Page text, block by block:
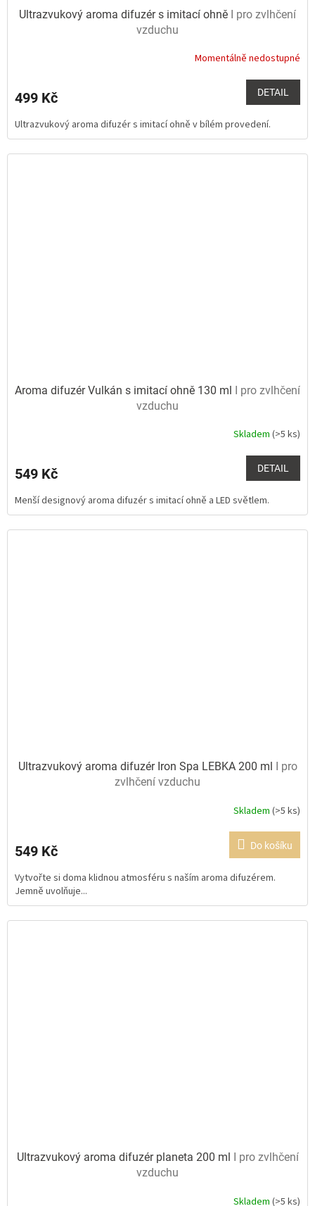
Ultrazvukový aroma difuzér s imitací ohně I pro zvlhčení
vzduchu
je
z
5
hvězdiček.
Momentálně nedostupné
499 Kč DETAIL
Ultrazvukový aroma difuzér s imitací ohně v bílém provedení.
Aroma difuzér Vulkán s imitací ohně 130 ml I pro zvlhčení
vzduchu
je
z
5
hvězdiček.
Skladem(>5 ks)
549 Kč DETAIL
Menší designový aroma difuzér s imitací ohně a LED světlem.
Ultrazvukový aroma difuzér Iron Spa LEBKA 200 ml
I pro
zvlhčení vzduchu
je
z
5
hvězdiček.
Skladem(>5 ks)
549 Kč Do košíku
Vytvořte si doma klidnou atmosféru s naším aroma difuzérem.
Jemně uvolňuje...
Ultrazvukový aroma difuzér planeta 200 ml
I pro zvlhčení
vzduchu
Skladem(>5 ks)